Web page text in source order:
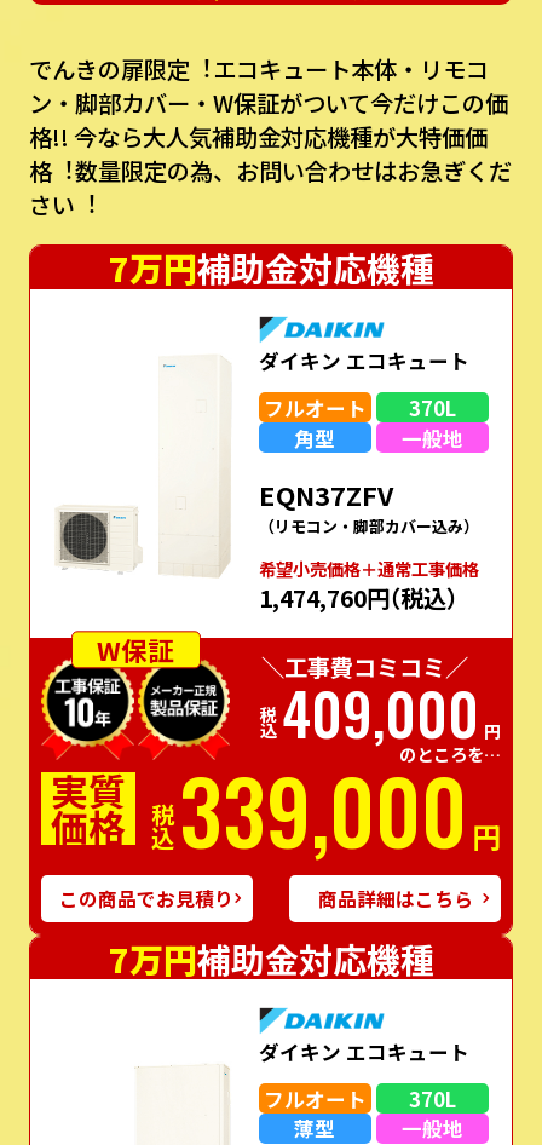
でんきの扉限定︕エコキュート本体・リモコ
ン・脚部カバー・W保証がついて今だけこの価
格!! 今なら⼤⼈気補助⾦対応機種が⼤特価価
格︕数量限定の為、お問い合わせはお急ぎくだ
さい︕
7万円補助金対応機種
ダイキン エコキュート
フルオート
370L
角型
一般地
EQN37ZFV
（リモコン・脚部カバー込み）
希望⼩売価格＋通常⼯事価格
1,474,760円（税込）
W保証
＼工事費コミコミ／
税込409,000 円
のところを…
実質
価格 税込339,000 円
この商品でお見積り 商品詳細はこちら
7万円補助金対応機種
ダイキン エコキュート
フルオート
370L
薄型
一般地